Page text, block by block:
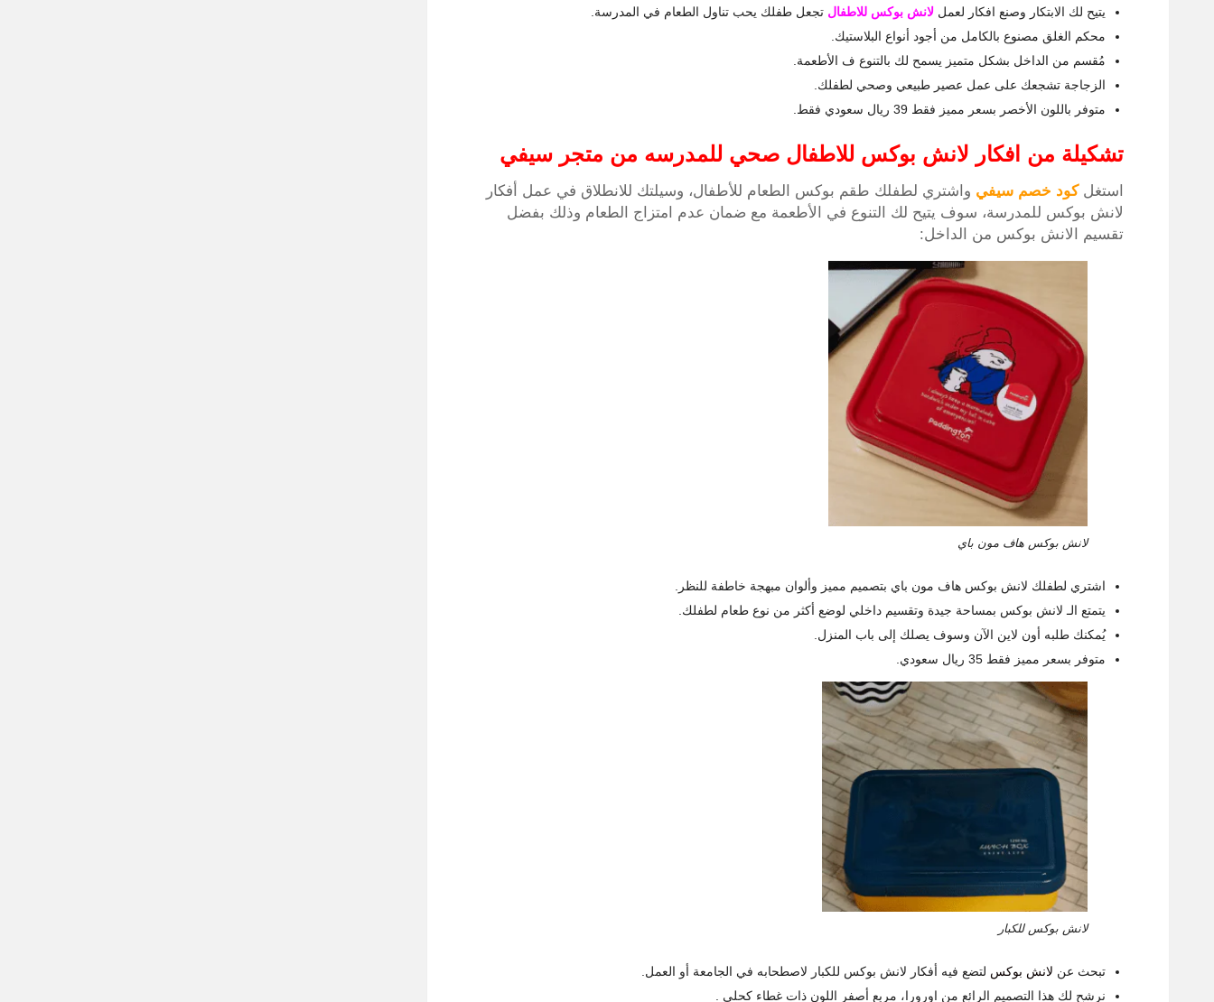
يتيح لك الابتكار وصنع افكار لعمل لانش بوكس للاطفال تجعل طفلك يحب تناول الطعام في المدرسة.
محكم الغلق مصنوع بالكامل من أجود أنواع البلاستيك.
مُقسم من الداخل بشكل متميز يسمح لك بالتنوع ف الأطعمة.
الزجاجة تشجعك على عمل عصير طبيعي وصحي لطفلك.
متوفر باللون الأخصر بسعر مميز فقط 39 ريال سعودي فقط.
تشكيلة من افكار لانش بوكس للاطفال صحي للمدرسه من متجر سيفي
استغلكود خصم سيفي واشتري لطفلك طقم بوكس الطعام للأطفال، وسيلتك للانطلاق في عمل أفكار
لانش بوكس للمدرسة، سوف يتيح لك التنوع في الأطعمة مع ضمان عدم امتزاج الطعام وذلك بفضل
تقسيم الانش بوكس من الداخل:
لانش بوكس هاف مون باي
اشتري لطفلك لانش بوكس هاف مون باي بتصميم مميز وألوان مبهجة خاطفة للنظر.
يتمتع الـ لانش بوكس بمساحة جيدة وتقسيم داخلي لوضع أكثر من نوع طعام لطفلك.
يُمكنك طلبه أون لاين الآن وسوف يصلك إلى باب المنزل.
متوفر بسعر مميز فقط 35 ريال سعودي.
لانش بوكس للكبار
تبحث عن لانش بوكس لتضع فيه أفكار لانش بوكس للكبار لاصطحابه في الجامعة أو العمل.
نرشح لك هذا التصميم الرائع من اورورا، مربع أصفر اللون ذات غطاء كحلي .